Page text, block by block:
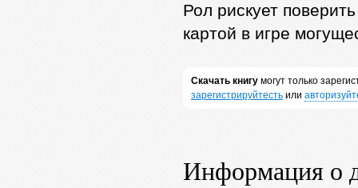
Рол рискует
картой в игре
Скачать книгумогут только
зарегистрируйтестьили
Информация о